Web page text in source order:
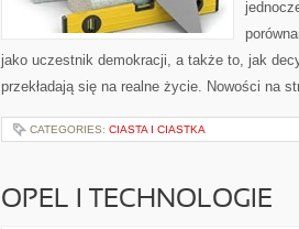
jako uczestnik demokracji, a także to, jak
przekładają się na realne życie. Nowości na
CATEGORIES: CIASTA I CIASTKA
OPEL I TECHNOLOGIE